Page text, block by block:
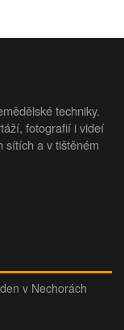
techniky.
fotografií i videí
sítích a v tištěném
v Nechorách